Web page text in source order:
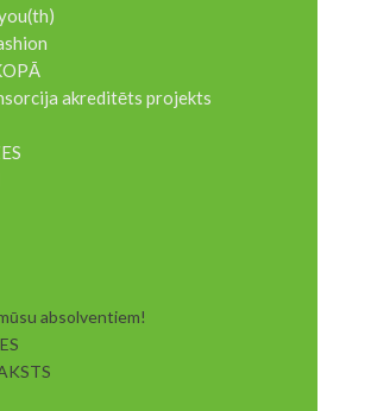
akreditēts projekts
absolventiem!